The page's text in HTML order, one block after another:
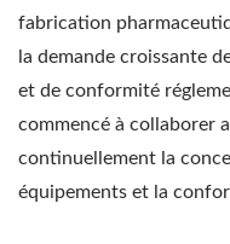
fabrication
la demande croissante
et de conformité
commencé à collaborer
continuellement la
équipements et la